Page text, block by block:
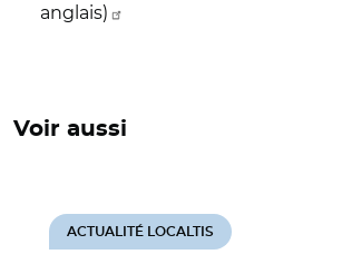
anglais)
Voir aussi
ACTUALITÉ LOCALTIS